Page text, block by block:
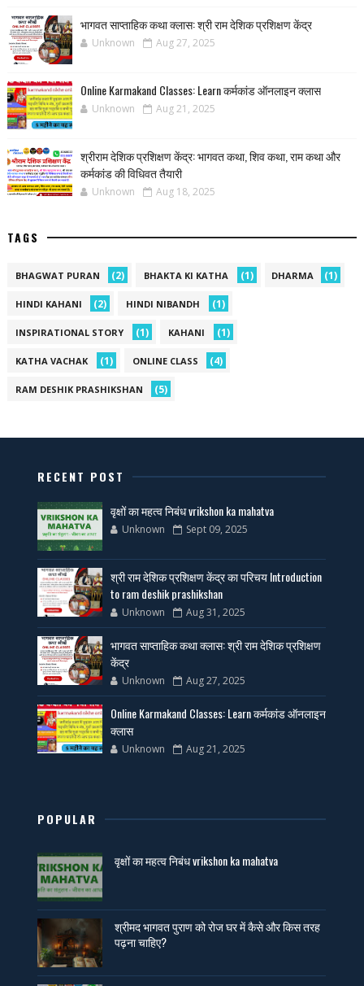
भागवत साप्ताहिक कथा क्लास: श्री राम देशिक प्रशिक्षण केंद्र
Unknown Aug 27, 2025
Online Karmakand Classes: Learn कर्मकांड ऑनलाइन क्लास
Unknown Aug 21, 2025
श्रीराम देशिक प्रशिक्षण केंद्र: भागवत कथा, शिव कथा, राम कथा और
कर्मकांड की विधिवत तैयारी
Unknown Aug 18, 2025
TAGS
BHAGWAT PURAN (2) BHAKTA KI KATHA (1) DHARMA (1)
HINDI KAHANI (2) HINDI NIBANDH (1)
INSPIRATIONAL STORY (1) KAHANI (1)
KATHA VACHAK (1) ONLINE CLASS (4)
RAM DESHIK PRASHIKSHAN (5)
RECENT POST
वृक्षों का महत्व निबंध vrikshon ka mahatva
Unknown Sept 09, 2025
श्री राम देशिक प्रशिक्षण केंद्र का परिचय Introduction
to ram deshik prashikshan
Unknown Aug 31, 2025
भागवत साप्ताहिक कथा क्लास: श्री राम देशिक प्रशिक्षण
केंद्र
Unknown Aug 27, 2025
Online Karmakand Classes: Learn कर्मकांड ऑनलाइन
क्लास
Unknown Aug 21, 2025
POPULAR
वृक्षों का महत्व निबंध vrikshon ka mahatva
श्रीमद भागवत पुराण को रोज घर में कैसे और किस तरह
पढ़ना चाहिए?